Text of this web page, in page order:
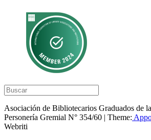
Asociación de Bibliotecarios Graduados de
Personería Gremial N° 354/60 | Theme:
Webriti